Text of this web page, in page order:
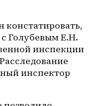
Голубевым Е.Н.
инспекции
инспектор